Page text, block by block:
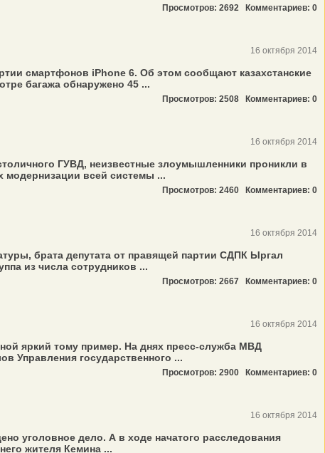
Просмотров: 2692 Комментариев: 0
16 октября 2014
смартфонов iPhone 6. Об этом сообщают казахстанские
багажа обнаружено 45 ...
Просмотров: 2508 Комментариев: 0
16 октября 2014
ГУВД, неизвестные злоумышленники проникли в
модернизации всей системы ...
Просмотров: 2460 Комментариев: 0
16 октября 2014
брата депутата от правящей партии СДПК Ыргал
из числа сотрудников ...
Просмотров: 2667 Комментариев: 0
16 октября 2014
яркий тому пример. На днях пресс-служба МВД
Управления государственного ...
Просмотров: 2900 Комментариев: 0
16 октября 2014
уголовное дело. А в ходе начатого расследования
жителя Кемина ...